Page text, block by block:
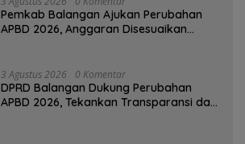
Pemkab Balangan Ajukan Perubahan
APBD 2026, Anggaran Disesuaikan
3 Agustus 2026 0 Komentar
DPRD Balangan Dukung Perubahan
APBD 2026, Tekankan Transparansi dan